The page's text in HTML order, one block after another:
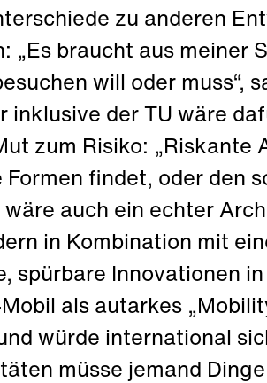
zu anderen
„Es braucht aus meiner
will oder muss“,
inklusive der TU wäre
zum Risiko:
Formen findet, oder den
auch ein echter
in Kombination mit
spürbare Innovationen
als autarkes
würde international
müsse jemand